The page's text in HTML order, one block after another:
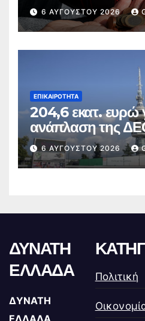
6 ΑΥΓΟΎΣΤΟΥ 2026
ΕΠΙΚΑΙΡΌΤΗΤΑ
204,6 εκατ. ευρώ
ανάπλαση της
6 ΑΥΓΟΎΣΤΟΥ 2026
ΔΥΝΑΤΗ
ΕΛΛΑΔΑ
ΔΥΝΑΤΗ
Πολιτική